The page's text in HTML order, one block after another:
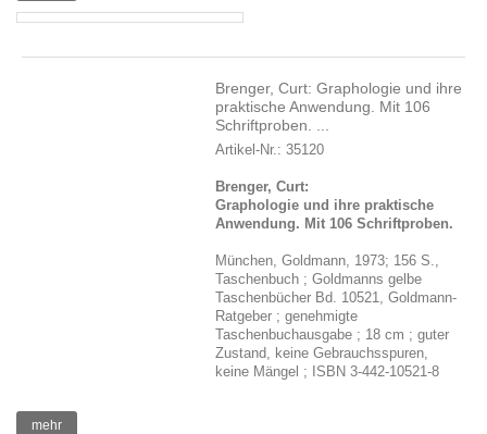
Brenger, Curt: Graphologie und ihre
praktische Anwendung. Mit 106
Schriftproben. ...
Artikel-Nr.: 35120
Brenger, Curt:
Graphologie und ihre praktische
Anwendung. Mit 106 Schriftproben.
München, Goldmann, 1973; 156 S.,
Taschenbuch ; Goldmanns gelbe
Taschenbücher Bd. 10521, Goldmann-
Ratgeber ; genehmigte
Taschenbuchausgabe ; 18 cm ; guter
Zustand, keine Gebrauchsspuren,
keine Mängel ; ISBN 3-442-10521-8
mehr